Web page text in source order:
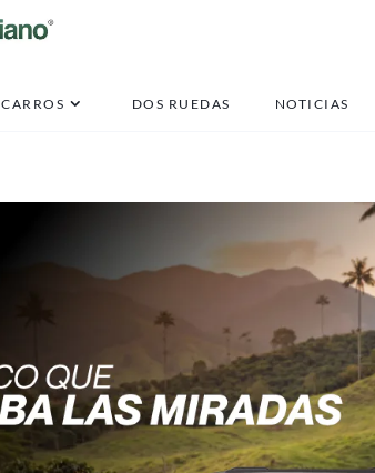
CARROS DOS RUEDAS NOTICIAS